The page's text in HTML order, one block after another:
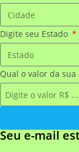
Digite seu Estado
Qual o valor da
Seu e-mail